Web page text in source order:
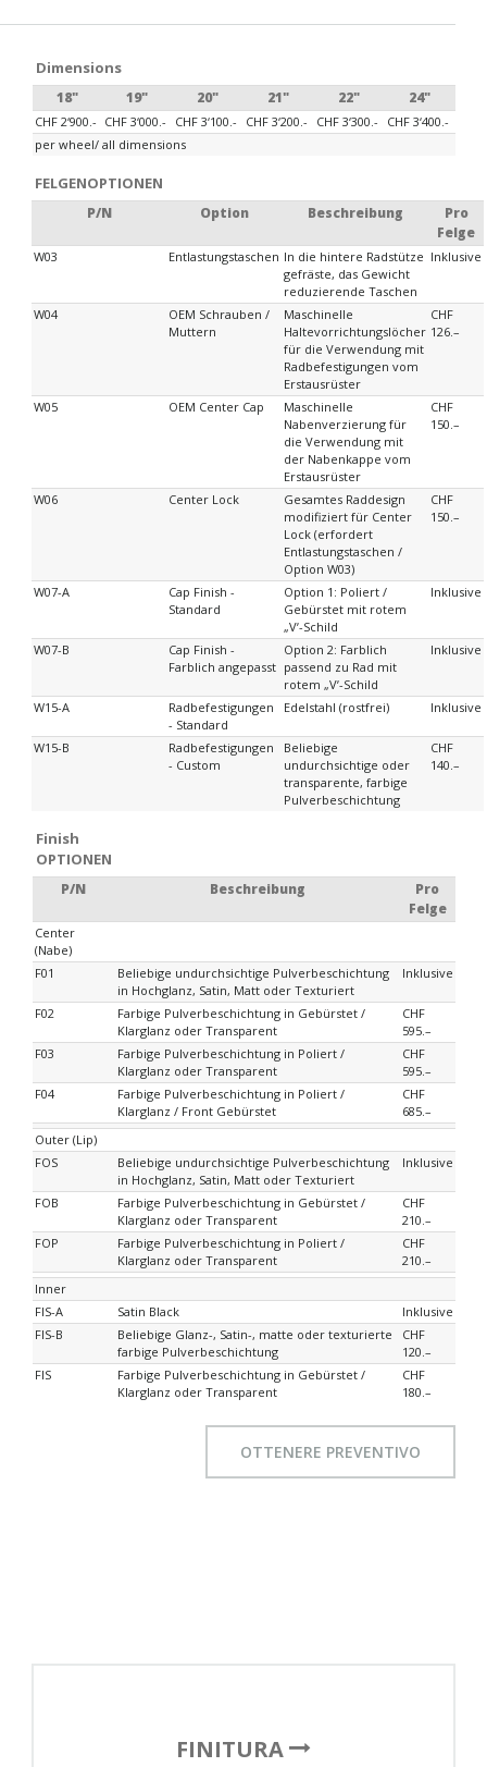
Dimensions
18" 19" 20" 21" 22" 24"
CHF 2‘900.- CHF 3‘000.- CHF 3‘100.- CHF 3‘200.- CHF 3‘300.-
CHF 3‘400.-
per wheel/ all dimensions
FELGENOPTIONEN
P/N Option Beschreibung
Pro
Felge
W03 Entlastungstaschen In die hintere Radstütze
gefräste, das Gewicht
reduzierende Taschen
Inklusive
W04
OEM Schrauben /
Muttern
Maschinelle
Haltevorrichtungslöcher
für die Verwendung mit
Radbefestigungen vom
Erstausrüster
CHF
126.–
W05 OEM Center Cap
Maschinelle
Nabenverzierung für
die Verwendung mit
der Nabenkappe vom
Erstausrüster
CHF
150.–
W06 Center Lock
Gesamtes Raddesign
modifiziert für Center
Lock (erfordert
Entlastungstaschen /
Option W03)
CHF
150.–
W07-A
Cap Finish -
Standard
Option 1: Poliert /
Gebürstet mit rotem
„Vʼ-Schild
Inklusive
W07-B
Cap Finish -
Farblich angepasst
Option 2: Farblich
passend zu Rad mit
rotem „Vʼ-Schild
Inklusive
W15-A
Radbefestigungen
- Standard
Edelstahl (rostfrei) Inklusive
W15-B
Radbefestigungen
- Custom
Beliebige
undurchsichtige oder
transparente, farbige
Pulverbeschichtung
CHF
140.–
Finish
OPTIONEN
P/N Beschreibung
Pro
Felge
Center
(Nabe)
F01
Beliebige undurchsichtige Pulverbeschichtung
in Hochglanz, Satin, Matt oder Texturiert
Inklusive
F02
Farbige Pulverbeschichtung in Gebürstet /
Klarglanz oder Transparent
CHF
595.–
F03
Farbige Pulverbeschichtung in Poliert /
Klarglanz oder Transparent
CHF
595.–
F04
Farbige Pulverbeschichtung in Poliert /
Klarglanz / Front Gebürstet
CHF
685.–
Outer (Lip)
FOS
Beliebige undurchsichtige Pulverbeschichtung
in Hochglanz, Satin, Matt oder Texturiert
Inklusive
FOB
Farbige Pulverbeschichtung in Gebürstet /
Klarglanz oder Transparent
CHF
210.–
FOP
Farbige Pulverbeschichtung in Poliert /
Klarglanz oder Transparent
CHF
210.–
Inner
FIS-A
Satin Black
Inklusive
FIS-B
Beliebige Glanz-, Satin-, matte oder texturierte
farbige Pulverbeschichtung
CHF
120.–
FIS
Farbige Pulverbeschichtung in Gebürstet /
Klarglanz oder Transparent
CHF
180.–
OTTENERE PREVENTIVO
FINITURA